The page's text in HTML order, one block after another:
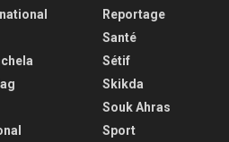
Reportage
Santé
Sétif
Skikda
Souk Ahras
Sport